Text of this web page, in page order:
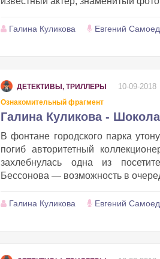
Галина Куликова Евгений
ДЕТЕКТИВЫ, ТРИЛЛЕРЫ 10-09-2018
Ознакомительный фрагмент
Галина Куликова -
В фонтане городского парка
погиб авторитетный
захлебнулась одна из
Бессонова — возможность в
Галина Куликова Евгений